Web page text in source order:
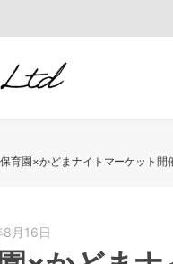
育園×かどまナイトマーケット開
月16日